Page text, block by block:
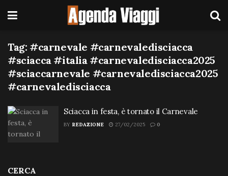
Tag: #carnevale #carnevaledisciacca
#sciacca #italia #carnevaledisciacca2025
#sciaccarnevale #carnevaledisciacca2025
#carnevaledisciacca
Sciacca in festa, è tornato il Carnevale
BY REDAZIONE 27/02/2025 0
CERCA